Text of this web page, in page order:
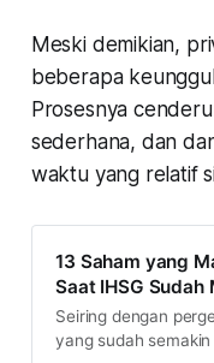
Meski demikian,
beberapa
Prosesnya
sederhana, dan
waktu yang relatif
13 Saham yang
Saat IHSG Sudah
Seiring dengan
yang sudah